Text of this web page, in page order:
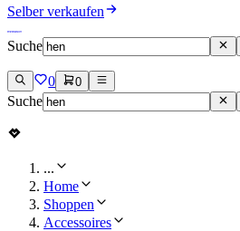
Selber verkaufen
Suche
0 0
Suche
...
Home
Shoppen
Accessoires